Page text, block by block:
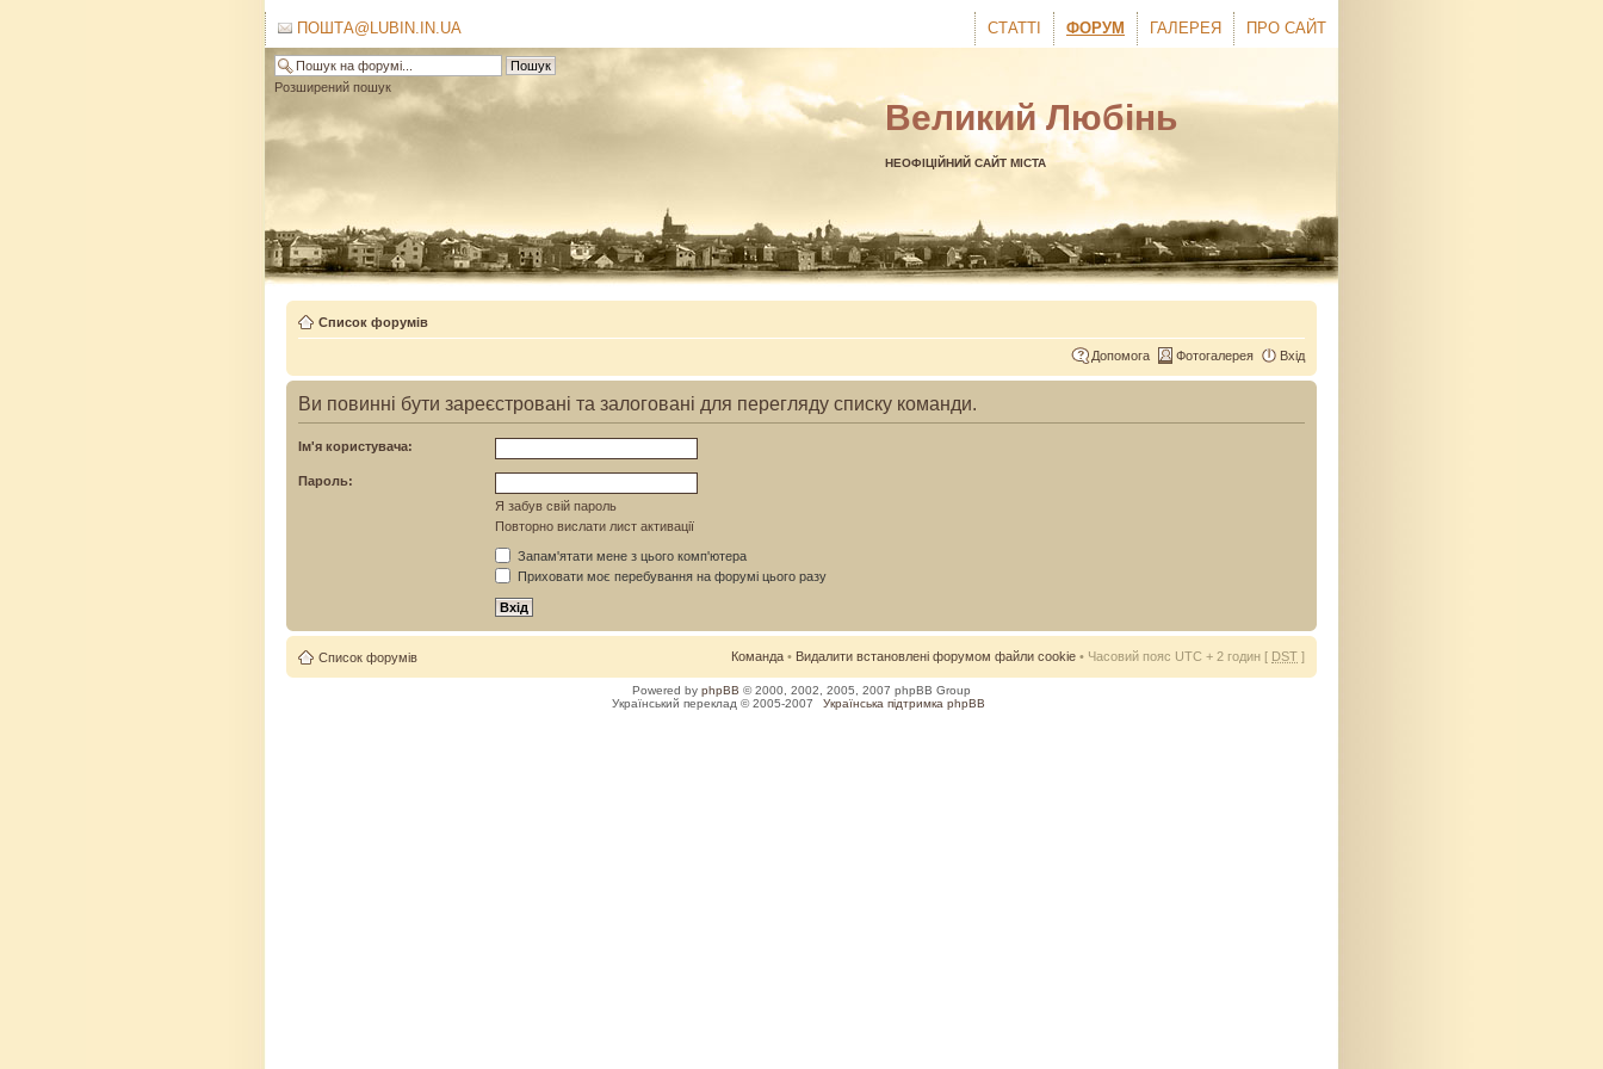
ПРО САЙТ
ГАЛЕРЕЯ
ФОРУМ
СТАТТІ
ПОШТА@LUBIN.IN.UA
Великий Любінь
НЕОФІЦІЙНИЙ САЙТ МІСТА
Розширений пошук
Список форумів
Допомога Фотогалерея Вхід
Ви повинні бути зареєстровані та залоговані для перегляду списку команди.
Ім'я користувача:
Пароль:
Я забув свій пароль
Повторно вислати лист активації
Запам'ятати мене з цього комп'ютера
Приховати моє перебування на форумі цього разу
Список форумів Команда • Видалити встановлені форумом файли cookie • Часовий пояс UTC + 2 годин [ DST ]
Powered by phpBB © 2000, 2002, 2005, 2007 phpBB Group
Український переклад © 2005-2007
Українська підтримка phpBB